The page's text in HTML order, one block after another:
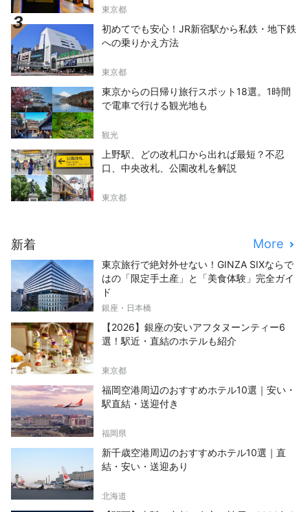
東京都
初めてでも安心！JR新宿駅から私鉄・地下鉄
への乗りかえ方法
東京都
東京からの日帰り旅行スポット18選。1時間
で電車で行ける観光地も
観光
上野駅、どの改札口から出れば最短？不忍
口、中央改札、公園改札を解説
東京都
新着 More
東京旅行で絶対外せない！GINZA SIXならで
はの「限定手土産」と「美食体験」完全ガイ
ド
銀座・日本橋
【2026】銀座の安いアフタヌーンティー6
選！駅近・直結のホテルも紹介
東京都
福岡空港周辺のおすすめホテル10選｜安い・
駅直結・送迎付き
福岡県
新千歳空港周辺のおすすめホテル10選｜直
結・安い・送迎あり
北海道